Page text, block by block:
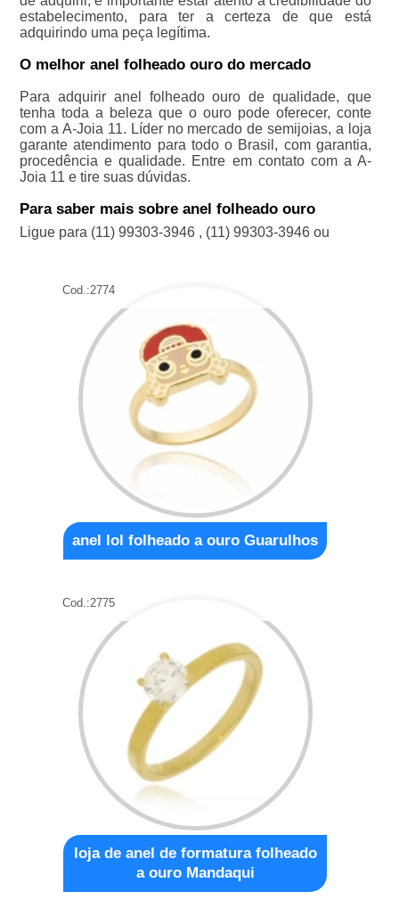
estabelecimento, para ter a certeza de que está
adquirindo uma peça legítima.
O melhor anel folheado ouro do mercado
Para adquirir anel folheado ouro de qualidade, que
tenha toda a beleza que o ouro pode oferecer, conte
com a A-Joia 11. Líder no mercado de semijoias, a loja
garante atendimento para todo o Brasil, com garantia,
procedência e qualidade. Entre em contato com a A-
Joia 11 e tire suas dúvidas.
Para saber mais sobre anel folheado ouro
Ligue para (11) 99303-3946, (11) 99303-3946ou
Cod.:2774
anel lol folheado a ouro Guarulhos
Cod.:2775
loja de anel de formatura folheado
a ouro Mandaqui